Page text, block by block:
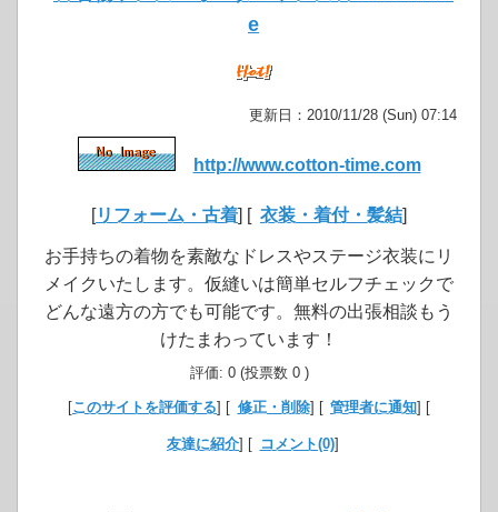
e
更新日：2010/11/28 (Sun) 07:14
http://www.cotton-time.com
[リフォーム・古着] [ 衣装・着付・髪結]
お手持ちの着物を素敵なドレスやステージ衣装にリ
メイクいたします。仮縫いは簡単セルフチェックで
どんな遠方の方でも可能です。無料の出張相談もう
けたまわっています！
評価: 0 (投票数 0 )
[このサイトを評価する] [ 修正・削除] [ 管理者に通知] [
友達に紹介] [ コメント(0)]